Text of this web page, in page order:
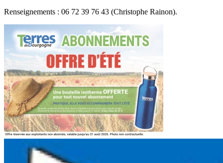
Renseignements : 06 72 39 76 43 (Christophe Rainon).